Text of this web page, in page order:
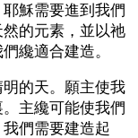
穌需要進到我們
的元素，並以祂
纔適合建造。
的天。願主使我
主纔可能使我們
們需要建造起